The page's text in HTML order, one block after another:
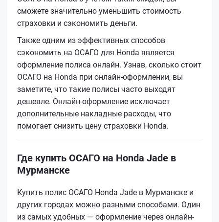
сможете значительно уменьшить стоимость
страховки и сэкономить деньги.
Также одним из эффективных способов
сэкономить на ОСАГО для Honda является
оформление полиса онлайн. Узнав, сколько стоит
ОСАГО на Honda при онлайн-оформлении, вы
заметите, что такие полисы часто выходят
дешевле. Онлайн-оформление исключает
дополнительные накладные расходы, что
помогает снизить цену страховки Honda.
Где купить ОСАГО на Honda Jade в
Мурманске
Купить полис ОСАГО Honda Jade в Мурманске и
других городах можно разными способами. Один
из самых удобных — оформление через онлайн-